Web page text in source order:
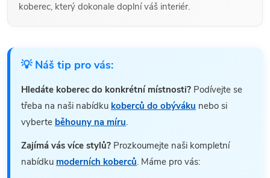
koberec, který dokonale doplní váš interiér.
💡 Náš tip pro vás:
Hledáte koberec do konkrétní místnosti? Podívejte se
třeba na naši nabídku koberců do obýváku nebo si
vyberte běhouny na míru.
Zajímá vás více stylů? Prozkoumejte naši kompletní
nabídku moderních koberců. Máme pro vás: